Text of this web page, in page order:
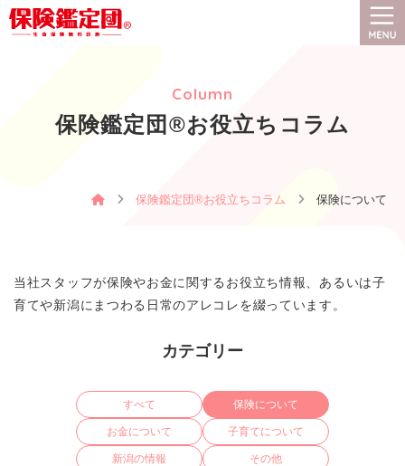
保険選びのコツと手順
会社案内
より豊かなものになるよう、
誠心誠意サポートいたします。
Column
保険鑑定団®お役立ちコラム
保険鑑定団®お役立ちコラム 保険について
当社スタッフが保険やお金に関するお役立ち情報、あるいは子
育てや新潟にまつわる日常のアレコレを綴っています。
カテゴリー
すべて 保険について
お金について 子育てについて
新潟の情報 その他